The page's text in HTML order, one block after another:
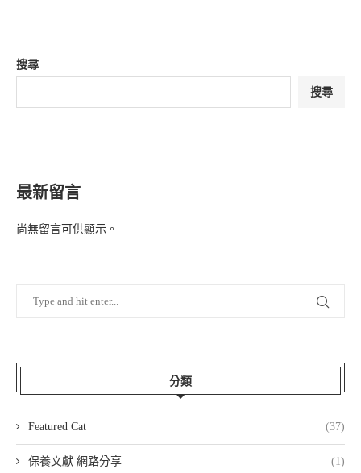
搜尋
搜尋
最新留言
尚無留言可供顯示。
分類
Featured Cat (37)
保養文獻 網路分享 (1)